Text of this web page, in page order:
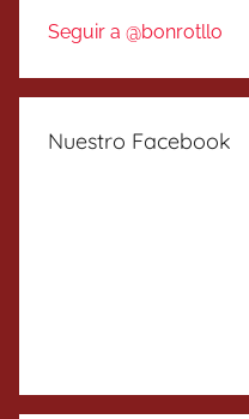
Seguir a @bonrotllo
Nuestro Facebook